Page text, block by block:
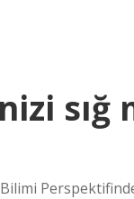
sığ
Bilimi